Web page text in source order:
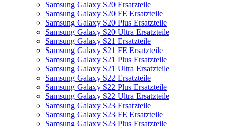
Samsung Galaxy S20 Ersatzteile
Samsung Galaxy S20 FE Ersatzteile
Samsung Galaxy S20 Plus Ersatzteile
Samsung Galaxy S20 Ultra Ersatzteile
Samsung Galaxy S21 Ersatzteile
Samsung Galaxy S21 FE Ersatzteile
Samsung Galaxy S21 Plus Ersatzteile
Samsung Galaxy S21 Ultra Ersatzteile
Samsung Galaxy S22 Ersatzteile
Samsung Galaxy S22 Plus Ersatzteile
Samsung Galaxy S22 Ultra Ersatzteile
Samsung Galaxy S23 Ersatzteile
Samsung Galaxy S23 FE Ersatzteile
Samsung Galaxy S23 Plus Ersatzteile